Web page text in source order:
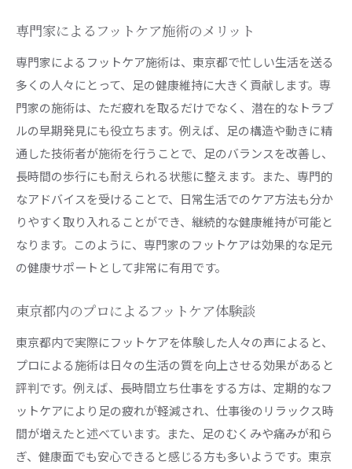
専門家によるフットケア施術のメリット
専門家によるフットケア施術は、東京都で忙しい生活を送る
多くの人々にとって、足の健康維持に大きく貢献します。専
門家の施術は、ただ疲れを取るだけでなく、潜在的なトラブ
ルの早期発見にも役立ちます。例えば、足の構造や動きに精
通した技術者が施術を行うことで、足のバランスを改善し、
長時間の歩行にも耐えられる状態に整えます。また、専門的
なアドバイスを受けることで、日常生活でのケア方法も分か
りやすく取り入れることができ、継続的な健康維持が可能と
なります。このように、専門家のフットケアは効果的な足元
の健康サポートとして非常に有用です。
東京都内のプロによるフットケア体験談
東京都内で実際にフットケアを体験した人々の声によると、
プロによる施術は日々の生活の質を向上させる効果があると
評判です。例えば、長時間立ち仕事をする方は、定期的なフ
ットケアにより足の疲れが軽減され、仕事後のリラックス時
間が増えたと述べています。また、足のむくみや痛みが和ら
ぎ、健康面でも安心できると感じる方も多いようです。東京